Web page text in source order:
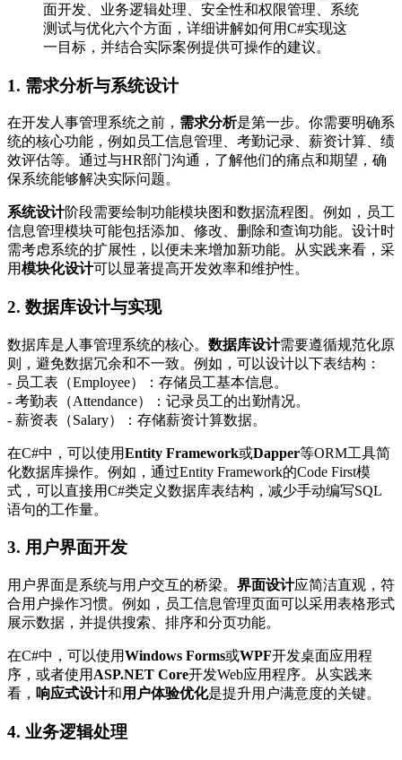
面开发、业务逻辑处理、安全性和权限管理、系统
测试与优化六个方面，详细讲解如何用C#实现这
一目标，并结合实际案例提供可操作的建议。
1. 需求分析与系统设计
在开发人事管理系统之前， 需求分析是第一步。你需要明确系
统的核心功能，例如员工信息管理、考勤记录、薪资计算、绩
效评估等。通过与HR部门沟通，了解他们的痛点和期望，确
保系统能够解决实际问题。
系统设计阶段需要绘制功能模块图和数据流程图。例如，员工
信息管理模块可能包括添加、修改、删除和查询功能。设计时
需考虑系统的扩展性，以便未来增加新功能。从实践来看，采
用模块化设计可以显著提高开发效率和维护性。
2. 数据库设计与实现
数据库是人事管理系统的核心。 数据库设计需要遵循规范化原
则，避免数据冗余和不一致。例如，可以设计以下表结构：
- 员工表（Employee）：存储员工基本信息。
- 考勤表（Attendance）：记录员工的出勤情况。
- 薪资表（Salary）：存储薪资计算数据。
在C#中，可以使用Entity Framework或Dapper等ORM工具简
化数据库操作。例如，通过Entity Framework的Code First模
式，可以直接用C#类定义数据库表结构，减少手动编写SQL
语句的工作量。
3. 用户界面开发
用户界面是系统与用户交互的桥梁。 界面设计应简洁直观，符
合用户操作习惯。例如，员工信息管理页面可以采用表格形式
展示数据，并提供搜索、排序和分页功能。
在C#中，可以使用Windows Forms或WPF开发桌面应用程
序，或者使用 ASP.NET Core开发Web应用程序。从实践来
看， 响应式设计和用户体验优化是提升用户满意度的关键。
4. 业务逻辑处理